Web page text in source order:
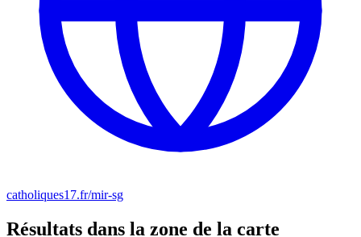
catholiques17.fr/mir-sg
Résultats dans la zone de la carte